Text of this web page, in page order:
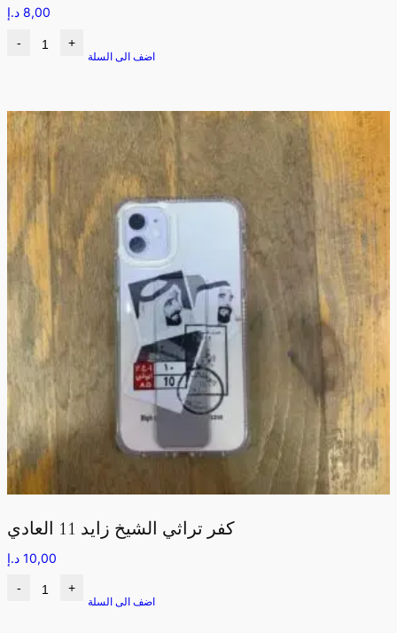
8,00 د.إ
- +
اضف الى السلة
كفر تراثي الشيخ زايد 11 العادي
10,00 د.إ
- +
اضف الى السلة